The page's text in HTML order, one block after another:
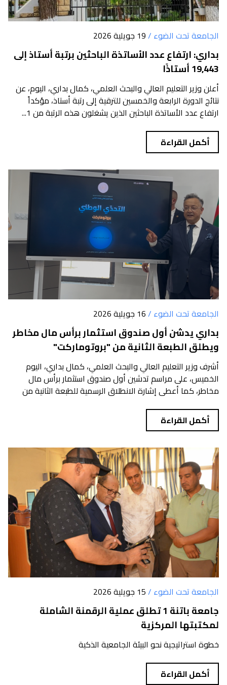
الجامعة تحت الضوء /19 جويلية 2026
بداري: ارتفاع عدد الأساتذة الباحثين برتبة أستاذ إلى
19,443 أستاذًا
أعلن وزير التعليم العالي والبحث العلمي، كمال بداري، اليوم، عن
نتائج الدورة الرابعة والخمسين للترقية إلى رتبة أستاذ، مؤكداً
ارتفاع عدد الأساتذة الباحثين الذين يشغلون هذه الرتبة من 1...
أكمل القراءة
الجامعة تحت الضوء /16 جويلية 2026
بداري يدشن أول صندوق استثمار برأس مال مخاطر
ويطلق الطبعة الثانية من "بروتوماركت"
أشرف وزير التعليم العالي والبحث العلمي، كمال بداري، اليوم
الخميس، على مراسم تدشين أول صندوق استثمار برأس مال
مخاطر، كما أعطى إشارة الانطلاق الرسمية للطبعة الثانية من
أكمل القراءة
الجامعة تحت الضوء /15 جويلية 2026
جامعة باتنة 1 تطلق عملية الرقمنة الشاملة
لمكتبتها المركزية
خطوة استراتيجية نحو البيئة الجامعية الذكية
أكمل القراءة